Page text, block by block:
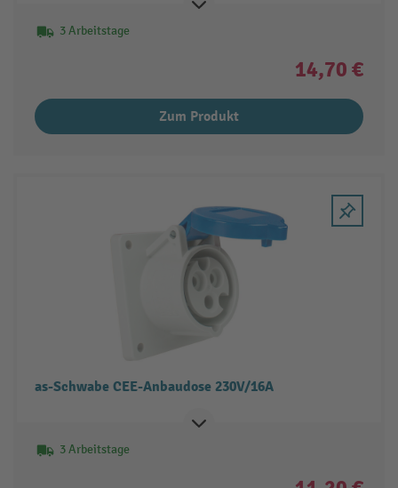
3 Arbeitstage
14,70 €
Zum Produkt
as-Schwabe CEE-Anbaudose 230V/16A
3 Arbeitstage